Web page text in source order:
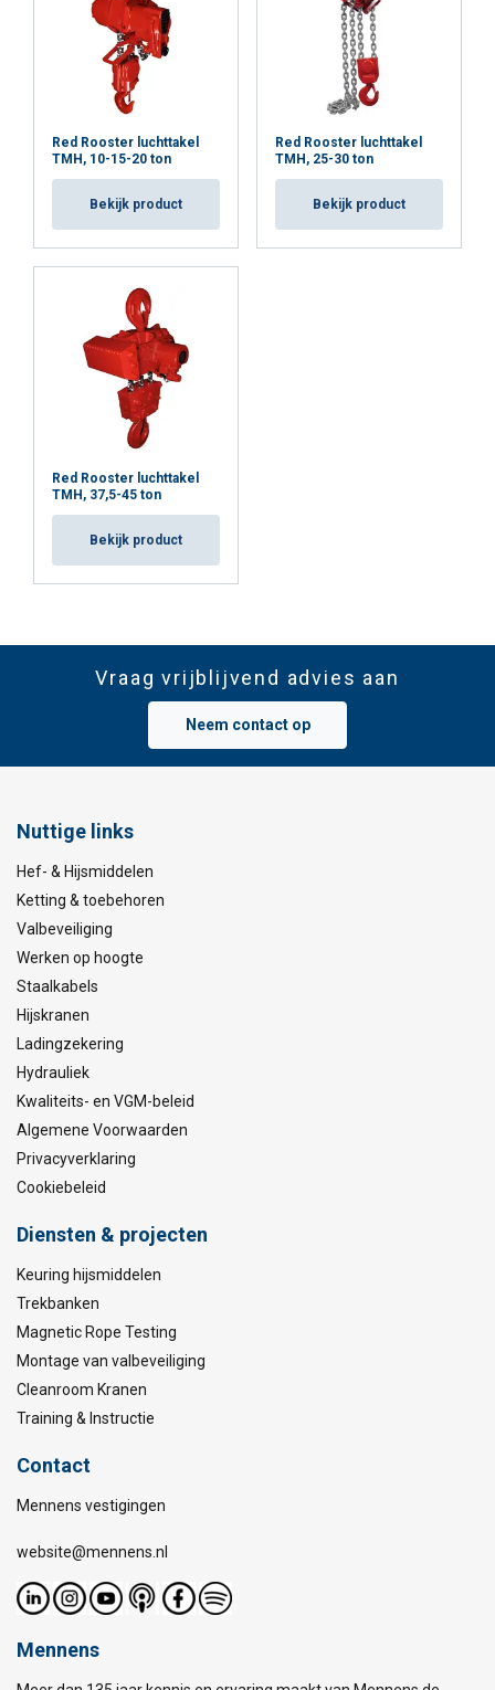
Red Rooster luchttakel
TMH, 10-15-20 ton
Bekijk product
Red Rooster luchttakel
TMH, 25-30 ton
Bekijk product
Red Rooster luchttakel
TMH, 37,5-45 ton
Bekijk product
Vraag vrijblijvend advies aan
Neem contact op
Nuttige links
Hef- & Hijsmiddelen
Ketting & toebehoren
Valbeveiliging
Werken op hoogte
Staalkabels
Hijskranen
Ladingzekering
Hydrauliek
Kwaliteits- en VGM-beleid
Algemene Voorwaarden
Privacyverklaring
Cookiebeleid
Diensten & projecten
Keuring hijsmiddelen
Trekbanken
Magnetic Rope Testing
Montage van valbeveiliging
Cleanroom Kranen
Training & Instructie
Contact
Mennens vestigingen
website@mennens.nl
Mennens